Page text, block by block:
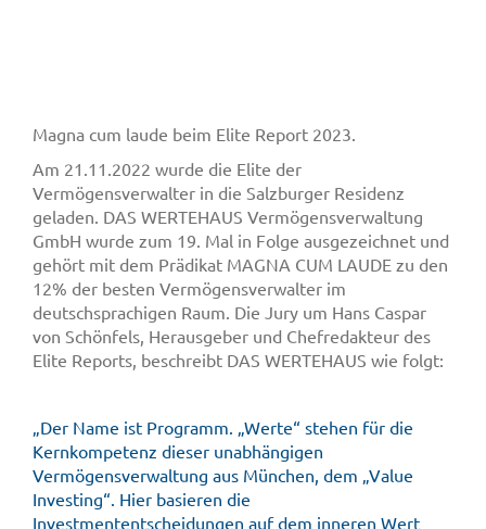
Magna cum laude beim Elite Report 2023.
Am 21.11.2022 wurde die Elite der
Vermögensverwalter in die Salzburger Residenz
geladen. DAS WERTEHAUS Vermögensverwaltung
GmbH wurde zum 19. Mal in Folge ausgezeichnet und
gehört mit dem Prädikat MAGNA CUM LAUDE zu den
12% der besten Vermögensverwalter im
deutschsprachigen Raum. Die Jury um Hans Caspar
von Schönfels, Herausgeber und Chefredakteur des
Elite Reports, beschreibt DAS WERTEHAUS wie folgt:
„Der Name ist Programm. „Werte“ stehen für die
Kernkompetenz dieser unabhängigen
Vermögensverwaltung aus München, dem „Value
Investing“. Hier basieren die
Investmententscheidungen auf dem inneren Wert